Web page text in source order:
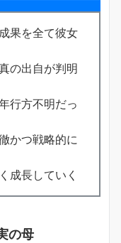
果を全て彼女
の出自が判明
行方不明だっ
かつ戦略的に
成長していく
の母